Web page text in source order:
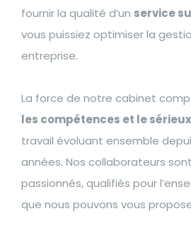
fournir la qualité d’un service
vous puissiez optimiser la
entreprise.
La force de notre cabinet
les compétences et le sérieux
travail évoluant ensemble
années. Nos collaborateurs
passionnés, qualifiés pour
que nous pouvons vous